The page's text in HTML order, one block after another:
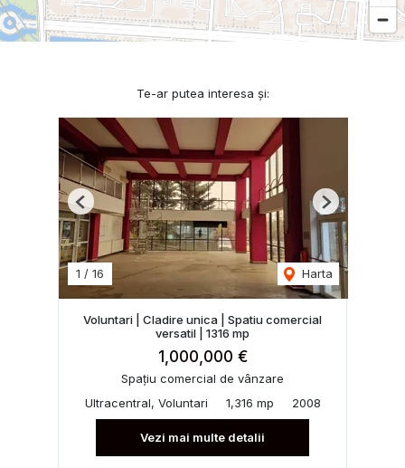
Te-ar putea interesa și:
1 / 16 Harta
Previous Next
Voluntari | Cladire unica | Spatiu comercial
versatil | 1316 mp
1,000,000 €
Spațiu comercial de vânzare
Ultracentral, Voluntari
1,316 mp 2008
Vezi mai multe detalii